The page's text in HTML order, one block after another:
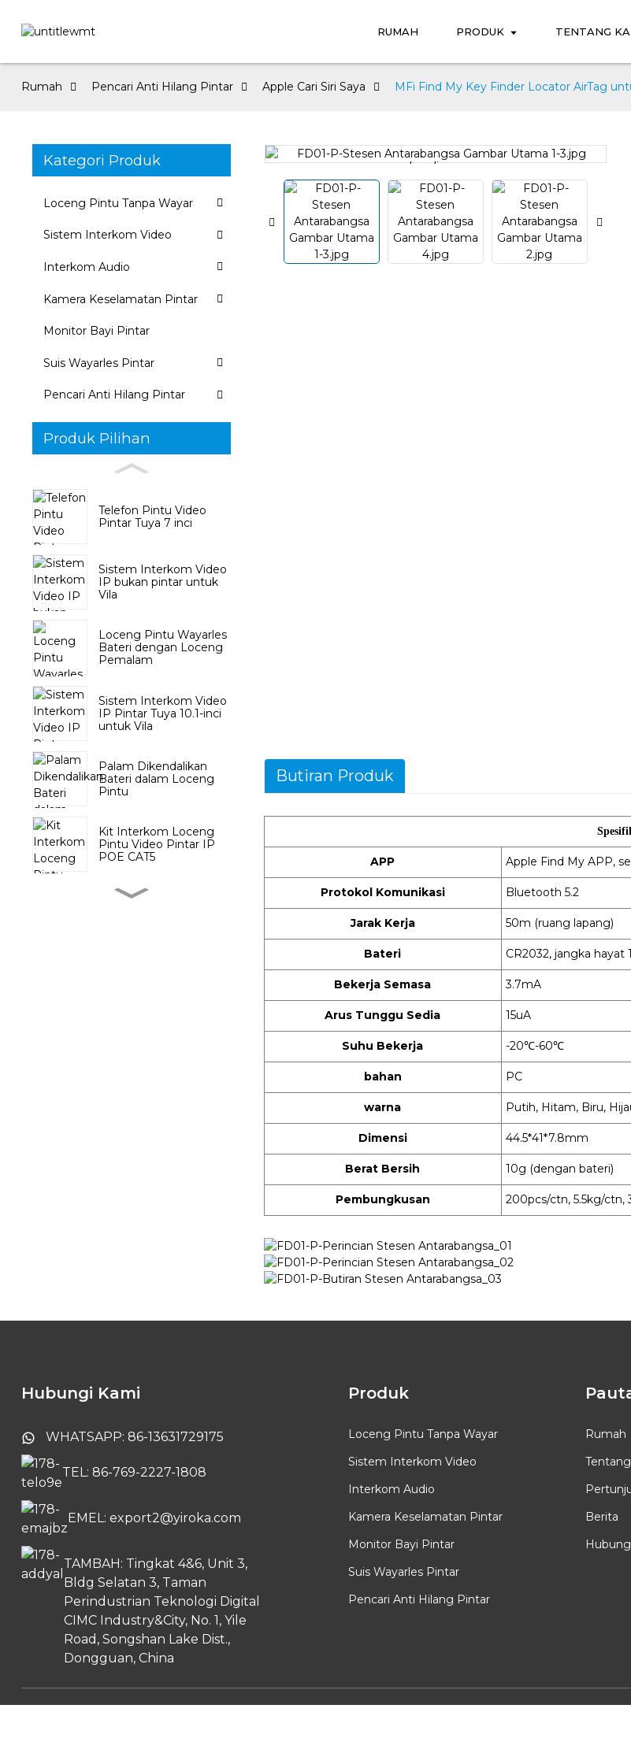
RUMAH PRODUK TENTANG
Rumah Pencari Anti Hilang Pintar Apple Cari Siri Saya MFi Find My Key Finder Locator AirTag
Kategori Produk
Loceng Pintu Tanpa Wayar
Sistem Interkom Video
Interkom Audio
Kamera Keselamatan Pintar
Monitor Bayi Pintar
Suis Wayarles Pintar
Pencari Anti Hilang Pintar
Produk Pilihan
Telefon Pintu Video
Pintar Tuya 7 inci
Sistem Interkom Video
IP bukan pintar untuk
Vila
Loceng Pintu Wayarles
Bateri dengan Loceng
Pemalam
Sistem Interkom Video
IP Pintar Tuya 10.1-inci
untuk Vila
Palam Dikendalikan
Bateri dalam Loceng
Pintu
Kit Interkom Loceng
Pintu Video Pintar IP
POE CAT5
Loceng Pintu Tanpa
Loading...
Loading... Loading...
Loading...
Butiran Produk
APP Apple Find My APP,
Protokol Komunikasi Bluetooth 5.2
Jarak Kerja 50m (ruang lapang)
Bateri CR2032, jangka hayat
Bekerja Semasa 3.7mA
Arus Tunggu Sedia 15uA
Suhu Bekerja -20℃-60℃
bahan PC
warna Putih, Hitam, Biru,
Dimensi 44.5*41*7.8mm
Berat Bersih 10g (dengan bateri)
Pembungkusan 200pcs/ctn, 5.5kg/ctn,
Hubungi Kami
WHATSAPP: 86-13631729175
TEL: 86-769-2227-1808
EMEL: export2@yiroka.com
TAMBAH: Tingkat 4&6, Unit 3,
Bldg Selatan 3, Taman
Perindustrian Teknologi Digital
CIMC Industry&City, No. 1, Yile
Road, Songshan Lake Dist.,
Dongguan, China
Produk
Loceng Pintu Tanpa Wayar
Sistem Interkom Video
Interkom Audio
Kamera Keselamatan Pintar
Monitor Bayi Pintar
Suis Wayarles Pintar
Pencari Anti Hilang Pintar
Rumah
Berita